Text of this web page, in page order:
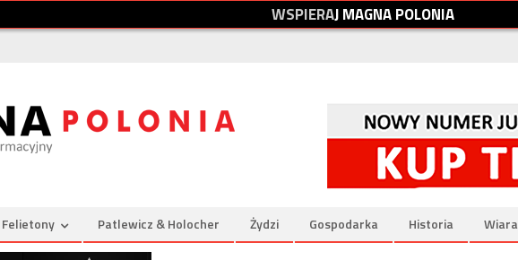
WSPIERAJMAGNAPOLONIA
Felietony Patlewicz & Holocher Żydzi Gospodarka Historia Wiara